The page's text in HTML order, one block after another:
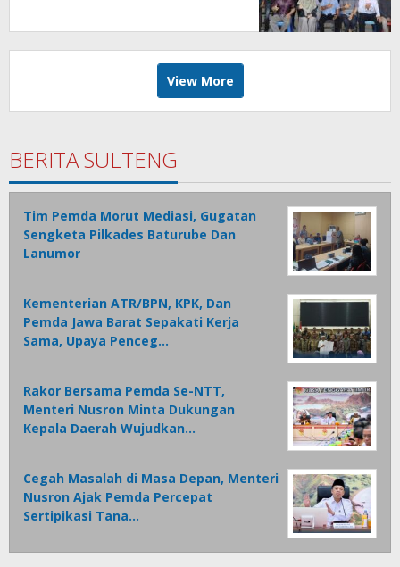
View More
BERITA SULTENG
Tim Pemda Morut Mediasi, Gugatan
Sengketa Pilkades Baturube Dan
Lanumor
Kementerian ATR/BPN, KPK, Dan
Pemda Jawa Barat Sepakati Kerja
Sama, Upaya Penceg…
Rakor Bersama Pemda Se-NTT,
Menteri Nusron Minta Dukungan
Kepala Daerah Wujudkan…
Cegah Masalah di Masa Depan, Menteri
Nusron Ajak Pemda Percepat
Sertipikasi Tana…